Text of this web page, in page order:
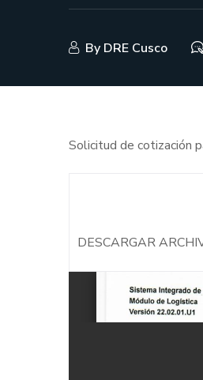
By DRE Cusco
Solicitud de cotización
DESCARGAR